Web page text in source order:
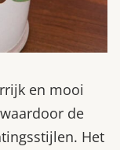
en mooi
de
Het